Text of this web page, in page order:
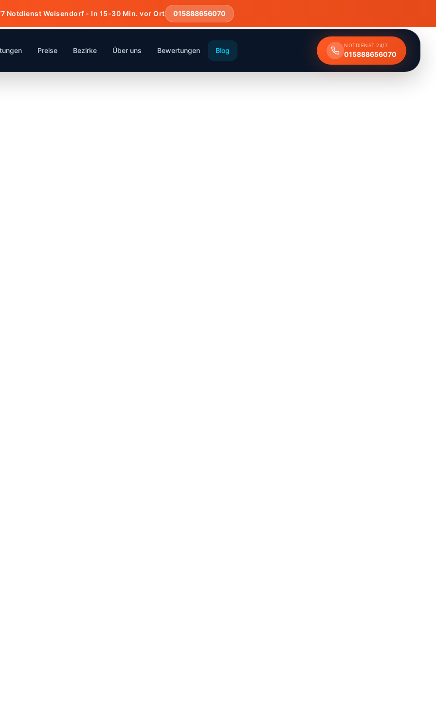
Notdienst Weisendorf - In 15-30 Min. vor Ort 015888656070
Preise Bezirke Über uns Bewertungen Blog
NOTDIENST 24/7
015888656070